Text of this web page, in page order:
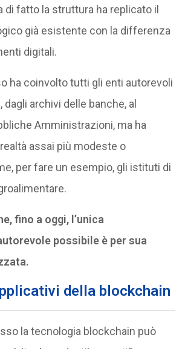
di fatto la struttura ha replicato il
già esistente con la differenza
digitali.
ha coinvolto tutti gli enti autorevoli
archivi delle banche, al
Amministrazioni, ma ha
assai più modeste o
per fare un esempio, gli istituti di
fino a oggi, l’unica
possibile è per sua
della blockchain
la tecnologia blockchain può